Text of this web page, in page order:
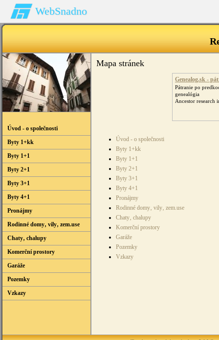
WebSnadno
Úvod - o společnosti
Byty 1+kk
Byty 1+1
Byty 2+1
Byty 3+1
Byty 4+1
Pronájmy
Rodinné domy‚ vily‚ zem.use
Chaty‚ chalupy
Komerční prostory
Garáže
Pozemky
Vzkazy
Mapa stránek
Genealog.sk -
Pátranie po
genealógia
Ancestor research
Úvod - o společnosti
Byty 1+kk
Byty 1+1
Byty 2+1
Byty 3+1
Byty 4+1
Pronájmy
Rodinné domy‚ vily‚ zem.use
Chaty‚ chalupy
Komerční prostory
Garáže
Pozemky
Vzkazy